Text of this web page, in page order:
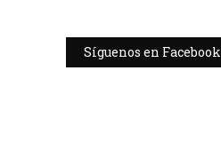
Síguenos en Facebook